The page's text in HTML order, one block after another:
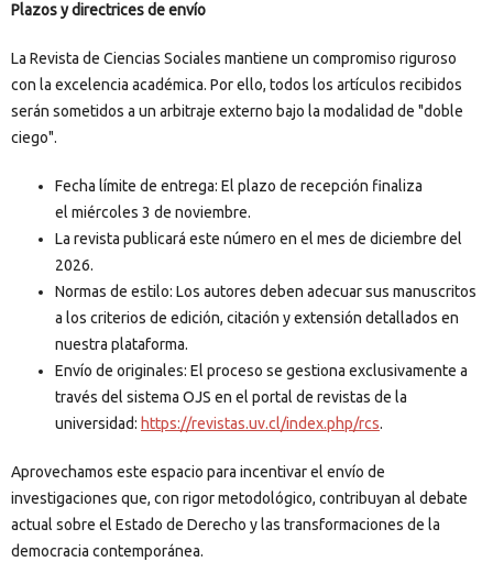
Plazos y directrices de envío
La Revista de Ciencias Sociales mantiene un compromiso riguroso
con la excelencia académica. Por ello, todos los artículos recibidos
serán sometidos a un arbitraje externo bajo la modalidad de "doble
ciego".
Fecha límite de entrega: El plazo de recepción finaliza
el miércoles 3 de noviembre.
La revista publicará este número en el mes de diciembre del
2026.
Normas de estilo: Los autores deben adecuar sus manuscritos
a los criterios de edición, citación y extensión detallados en
nuestra plataforma.
Envío de originales: El proceso se gestiona exclusivamente a
través del sistema OJS en el portal de revistas de la
universidad: https://revistas.uv.cl/index.php/rcs.
Aprovechamos este espacio para incentivar el envío de
investigaciones que, con rigor metodológico, contribuyan al debate
actual sobre el Estado de Derecho y las transformaciones de la
democracia contemporánea.